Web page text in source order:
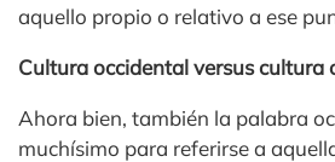
aquello propio o relativo a ese
Cultura occidental versus cultura
Ahora bien, también la palabra
muchísimo para referirse a